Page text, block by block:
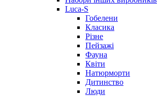
Luca-S
Гобелени
Класика
Різне
Пейзажі
Фауна
Квіти
Натюрморти
Дитинство
Люди